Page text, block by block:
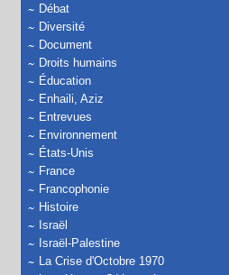
Débat
Diversité
Document
Droits humains
Éducation
Enhaili, Aziz
Entrevues
Environnement
États-Unis
France
Francophonie
Histoire
Israël
Israël-Palestine
La Crise d'Octobre 1970